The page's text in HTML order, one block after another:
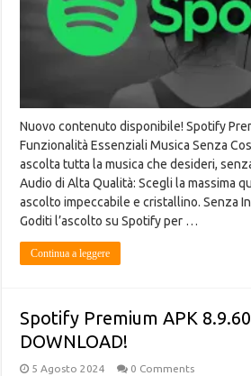
Nuovo contenuto disponibile! Spotify
Funzionalità Essenziali Musica Senza
ascolta tutta la musica che desideri,
Audio di Alta Qualità: Scegli la massima
ascolto impeccabile e cristallino. Senza
Goditi l’ascolto su Spotify per …
Continua a leggere
Spotify Premium APK
DOWNLOAD!
5 Agosto 2024 0 Comments